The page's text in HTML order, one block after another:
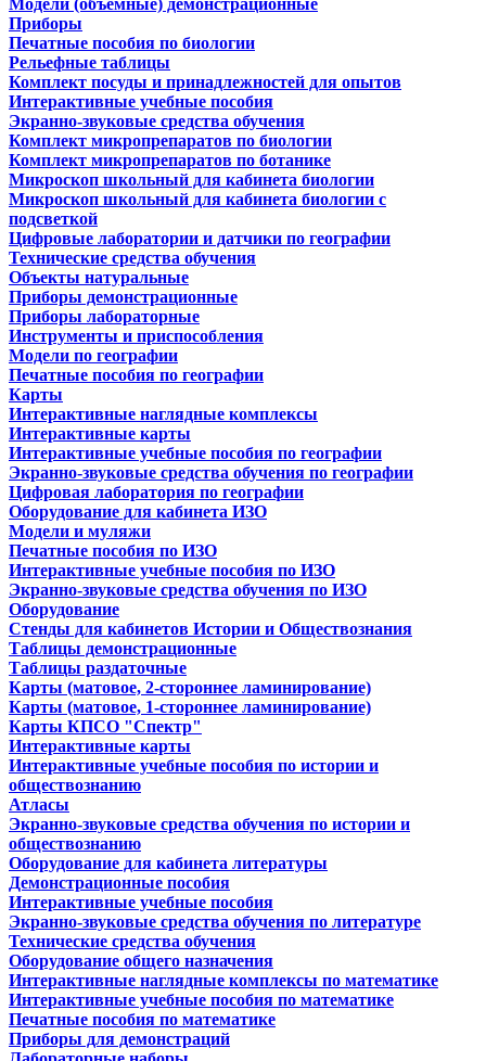
Модели (объёмные) демонстрационные
Приборы
Печатные пособия по биологии
Рельефные таблицы
Комплект посуды и принадлежностей для опытов
Интерактивные учебные пособия
Экранно-звуковые средства обучения
Комплект микропрепаратов по биологии
Комплект микропрепаратов по ботанике
Микроскоп школьный для кабинета биологии
Микроскоп школьный для кабинета биологии с
подсветкой
Цифровые лаборатории и датчики по географии
Технические средства обучения
Объекты натуральные
Приборы демонстрационные
Приборы лабораторные
Инструменты и приспособления
Модели по географии
Печатные пособия по географии
Карты
Интерактивные наглядные комплексы
Интерактивные карты
Интерактивные учебные пособия по географии
Экранно-звуковые средства обучения по географии
Цифровая лаборатория по географии
Оборудование для кабинета ИЗО
Модели и муляжи
Печатные пособия по ИЗО
Интерактивные учебные пособия по ИЗО
Экранно-звуковые средства обучения по ИЗО
Оборудование
Стенды для кабинетов Истории и Обществознания
Таблицы демонстрационные
Таблицы раздаточные
Карты (матовое, 2-стороннее ламинирование)
Карты (матовое, 1-стороннее ламинирование)
Карты КПСО "Спектр"
Интерактивные карты
Интерактивные учебные пособия по истории и
обществознанию
Атласы
Экранно-звуковые средства обучения по истории и
обществознанию
Оборудование для кабинета литературы
Демонстрационные пособия
Интерактивные учебные пособия
Экранно-звуковые средства обучения по литературе
Технические средства обучения
Оборудование общего назначения
Интерактивные наглядные комплексы по математике
Интерактивные учебные пособия по математике
Печатные пособия по математике
Приборы для демонстраций